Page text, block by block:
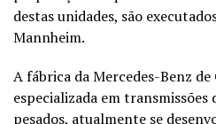
destas unidades, são
Mannheim.
A fábrica da Mercedes-Benz de
especializada em
pesados, atualmente se